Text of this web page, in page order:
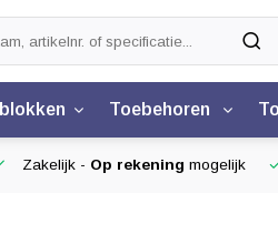
Toebehoren
Zakelijk - Op rekening mogelijk